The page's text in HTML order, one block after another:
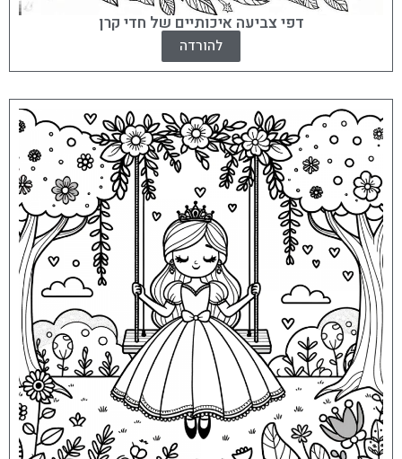
דפי צביעה איכותיים של חדי קרן
להורדה